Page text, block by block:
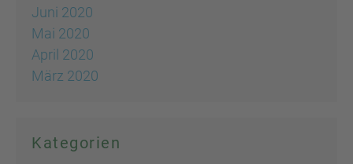
Juni 2020
Mai 2020
April 2020
März 2020
Kategorien